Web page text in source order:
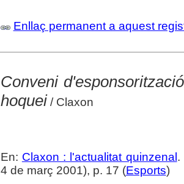
Enllaç permanent a aquest
Conveni
hoquei/ Claxon
En: Claxon : l'actualitat quinzenal .
4 de març 2001), p. 17 (Esports)